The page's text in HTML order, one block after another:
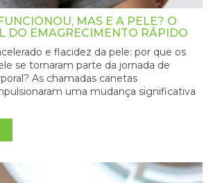
MAS E A PELE? O
DO EMAGRECIMENTO RÁPIDO
e flacidez da pele: por que os
se tornaram parte da jornada de
As chamadas canetas
uma mudança significativa